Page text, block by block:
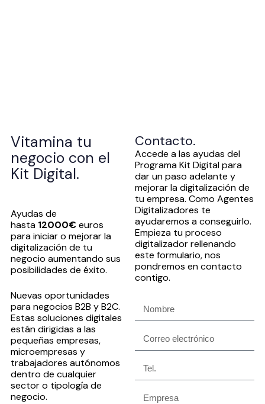
Vitamina tu
negocio con el
Kit Digital.
Ayudas de
hasta 12000€euros
para iniciar o mejorar la
digitalización de tu
negocio aumentando sus
posibilidades de éxito.
Nuevas oportunidades
para negocios B2B y B2C.
Estas soluciones digitales
están dirigidas a las
pequeñas empresas,
microempresas y
trabajadores autónomos
dentro de cualquier
sector o tipología de
negocio.
Contacto.
Accede a las ayudas del
Programa Kit Digital para
dar un paso adelante y
mejorar la digitalización de
tu empresa. Como Agentes
Digitalizadores te
ayudaremos a conseguirlo.
Empieza tu proceso
digitalizador rellenando
este formulario, nos
pondremos en contacto
contigo.